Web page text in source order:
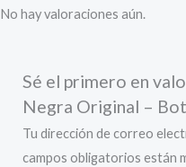
No hay valoraciones aún.
Sé el primero en
Negra Original –
Tu dirección de correo
campos obligatorios están